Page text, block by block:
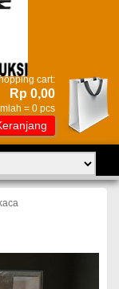
cart:
Rp 0,00
= 0 pcs